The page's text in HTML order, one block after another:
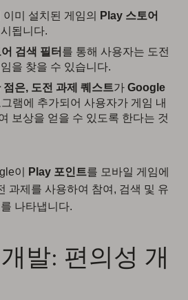
이미 설치된 게임의
Play 스토어
됩니다.
검색 필터 를 통해 사용자는 도전
을 찾을 수 있습니다.
점은, 도전 과제 퀘스트가 Google
그램에 추가되어 사용자가 게임 내
보상을 얻을 수 있도록 한다는 것
이 Play 포인트를 모바일 게임에
과제를 사용하여 참여, 검색 및 유
나타냅니다.
발: 편의성 개